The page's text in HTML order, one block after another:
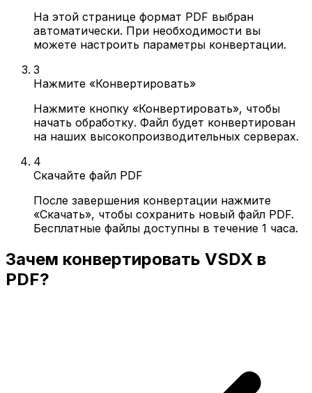
На этой странице формат PDF выбран
автоматически. При необходимости вы
можете настроить параметры конвертации.
3
Нажмите «Конвертировать»
Нажмите кнопку «Конвертировать», чтобы
начать обработку. Файл будет конвертирован
на наших высокопроизводительных серверах.
4
Скачайте файл PDF
После завершения конвертации нажмите
«Скачать», чтобы сохранить новый файл PDF.
Бесплатные файлы доступны в течение 1 часа.
Зачем конвертировать VSDX в
PDF?